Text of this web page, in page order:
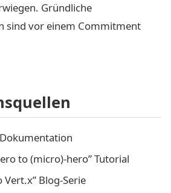
Gründliche
sind vor einem Commitment
to (micro)-hero” Tutorial
Blog-Serie